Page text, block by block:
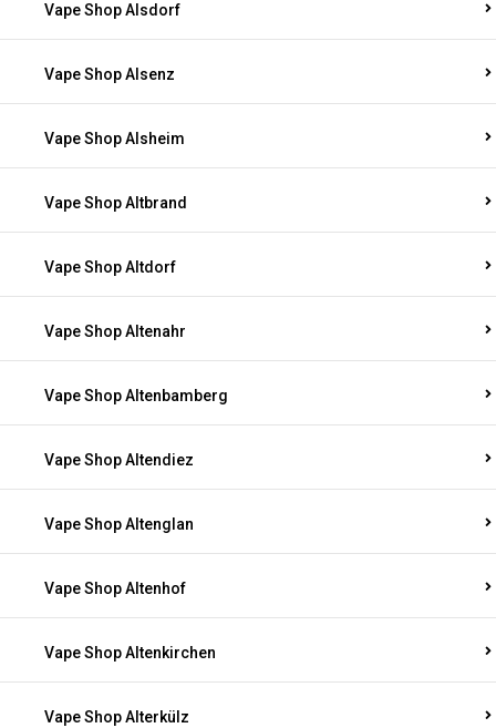
Vape Shop Alsdorf
Vape Shop Alsenz
Vape Shop Alsheim
Vape Shop Altbrand
Vape Shop Altdorf
Vape Shop Altenahr
Vape Shop Altenbamberg
Vape Shop Altendiez
Vape Shop Altenglan
Vape Shop Altenhof
Vape Shop Altenkirchen
Vape Shop Alterkülz